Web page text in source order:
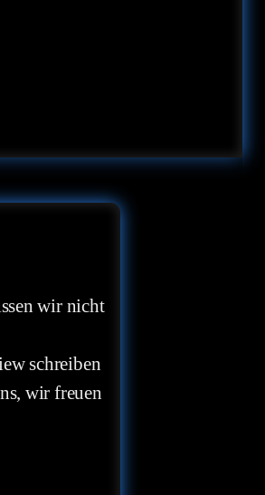
wir nicht
schreiben
wir freuen